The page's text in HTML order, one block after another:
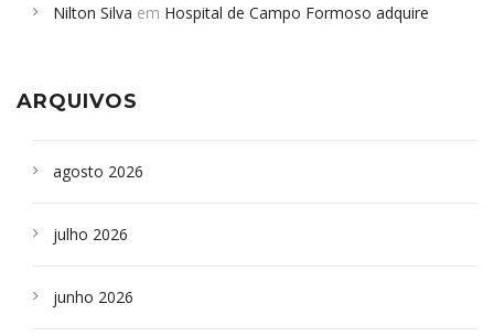
Campoformosenses que morreram em desabamentos são
Nilton Silva em Hospital de Campo Formoso adquire
ARQUIVOS
agosto 2026
julho 2026
junho 2026